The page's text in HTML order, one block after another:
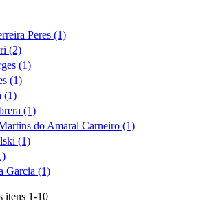
Peres (1)
(2)
(1)
(1)
(1)
(1)
do Amaral Carneiro (1)
(1)
Garcia (1)
itens 1-10